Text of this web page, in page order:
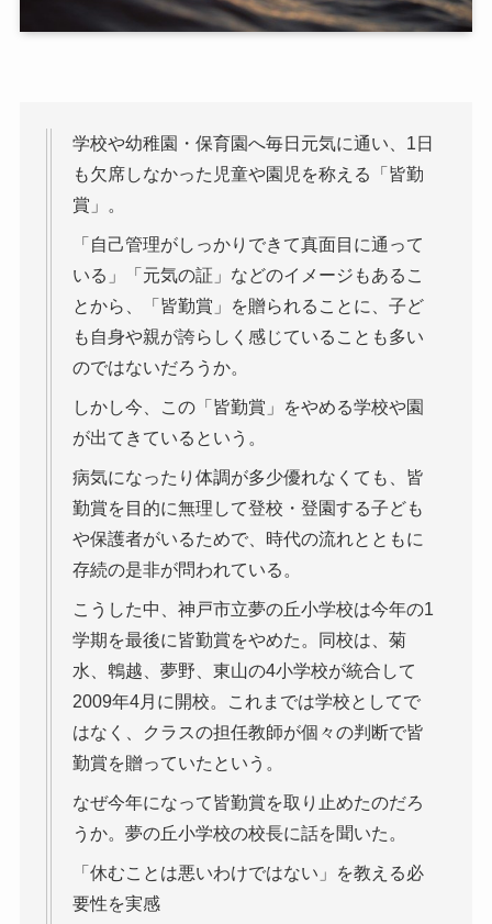
学校や幼稚園・保育園へ毎日元気に通い、1日
も欠席しなかった児童や園児を称える「皆勤
賞」。
「自己管理がしっかりできて真面目に通って
いる」「元気の証」などのイメージもあるこ
とから、「皆勤賞」を贈られることに、子ど
も自身や親が誇らしく感じていることも多い
のではないだろうか。
しかし今、この「皆勤賞」をやめる学校や園
が出てきているという。
病気になったり体調が多少優れなくても、皆
勤賞を目的に無理して登校・登園する子ども
や保護者がいるためで、時代の流れとともに
存続の是非が問われている。
こうした中、神戸市立夢の丘小学校は今年の1
学期を最後に皆勤賞をやめた。同校は、菊
水、鵯越、夢野、東山の4小学校が統合して
2009年4月に開校。これまでは学校としてで
はなく、クラスの担任教師が個々の判断で皆
勤賞を贈っていたという。
なぜ今年になって皆勤賞を取り止めたのだろ
うか。夢の丘小学校の校長に話を聞いた。
「休むことは悪いわけではない」を教える必
要性を実感